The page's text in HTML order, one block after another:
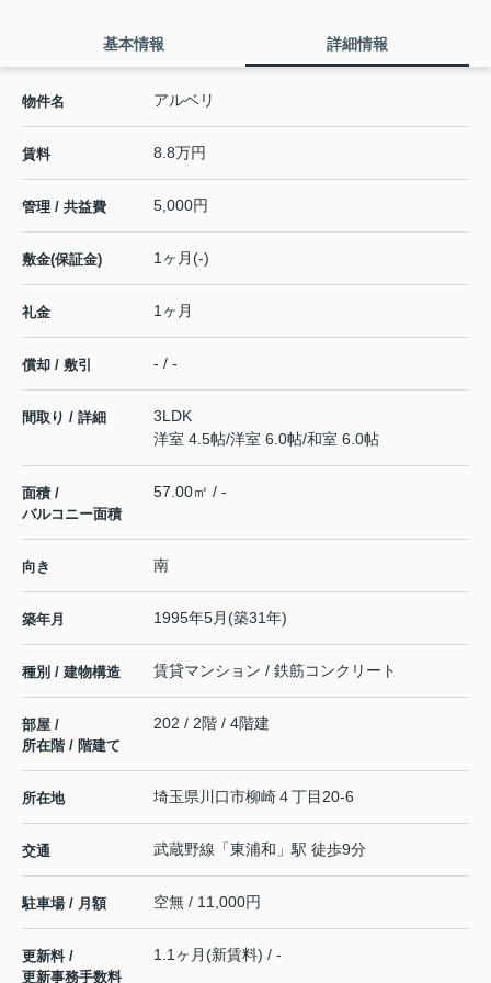
基本情報 詳細情報
物件名 アルベリ
賃料 8.8万円
管理 / 共益費 5,000円
敷金(保証金) 1ヶ月(-)
礼金 1ヶ月
償却 / 敷引 - / -
間取り / 詳細
3LDK
洋室 4.5帖/洋室 6.0帖/和室 6.0帖
面積 /
バルコニー面積
57.00㎡ / -
向き 南
築年月 1995年5月(築31年)
種別 / 建物構造 賃貸マンション / 鉄筋コンクリート
部屋 /
所在階 / 階建て
202 / 2階 / 4階建
所在地 埼玉県 川口市柳崎４丁目20-6
交通 武蔵野線 「東浦和 」駅 徒歩9分
駐車場 / 月額 空無 / 11,000円
更新料 /
更新事務手数料
1.1ヶ月(新賃料) / -